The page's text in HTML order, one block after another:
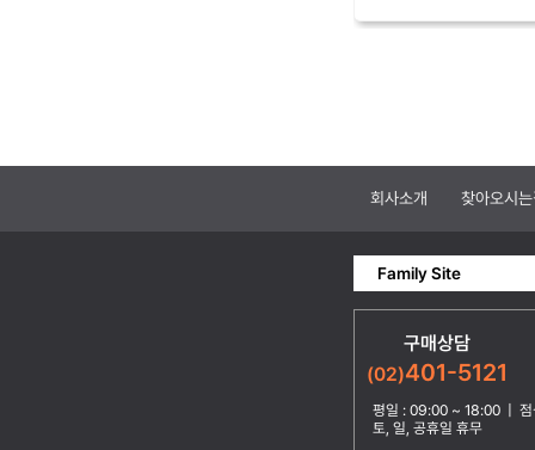
회사소개 찾아오시
Family Site
구매상담
(02)401-5121
평일 : 09:00 ~ 18:00 | 점
토, 일, 공휴일 휴무